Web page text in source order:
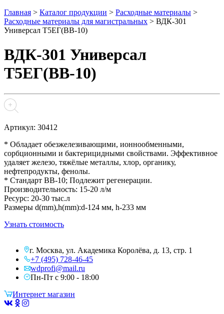
Главная > Каталог продукции > Расходные материалы >
Расходные материалы для магистральных > ВДК-301
Универсал Т5ЕГ(BB-10)
ВДК-301 Универсал
Т5ЕГ(BB-10)
Артикул: 30412
* Обладает обезжелезивающими, ионнообменными,
сорбционными и бактерицидными свойствами. Эффективное
удаляет железо, тяжёлые металлы, хлор, органику,
нефтепродукты, фенолы.
* Стандарт BB-10; Подлежит регенерации.
Производительность: 15-20 л/м
Ресурс: 20-30 тыс.л
Размеры d(mm),h(mm):d-124 мм, h-233 мм
Узнать стоимость
г. Москва, ул. Академика Королёва, д. 13, стр. 1
+7 (495) 728-46-45
wdprofi@mail.ru
Пн-Пт с 9:00 - 18:00
Интернет магазин